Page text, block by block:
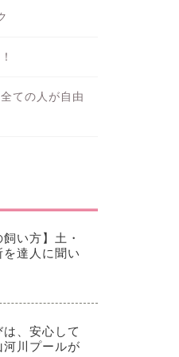
ての人が自由
飼い方】土・
達人に聞い
、安心して
川プールが